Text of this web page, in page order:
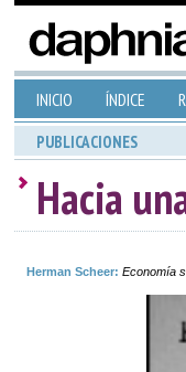
INICIO ÍNDICE
PUBLICACIONES
Hacia
Herman Scheer: Economía